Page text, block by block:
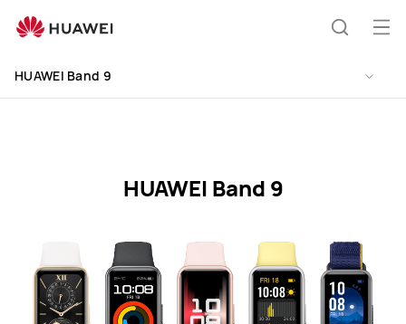
Band
Specification
HUAWEI Band 9
HUAWEI Band 9